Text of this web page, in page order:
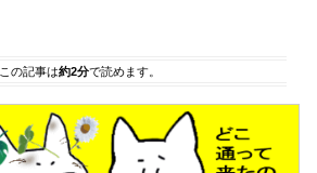
この記事は約2分で読めます。